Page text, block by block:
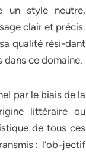
un style neutre,
clair et précis.
qualité rési-dant
dans ce domaine.
par le biais de la
littéraire ou
de tous ces
: l’ob-jectif